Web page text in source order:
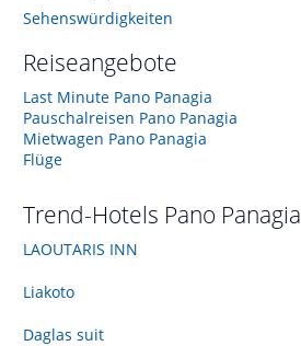
Sehenswürdigkeiten
Reiseangebote
Last Minute Pano Panagia
Pauschalreisen Pano Panagia
Mietwagen Pano Panagia
Flüge
Trend-Hotels Pano Panagia
LAOUTARIS INN
Liakoto
Daglas suit